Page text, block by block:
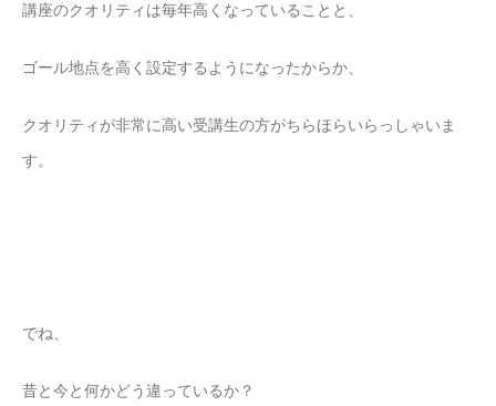
講座のクオリティは毎年高くなっていることと、
ゴール地点を高く設定するようになったからか、
クオリティが非常に高い受講生の方がちらほらいらっしゃいま
す。
でね、
昔と今と何かどう違っているか？